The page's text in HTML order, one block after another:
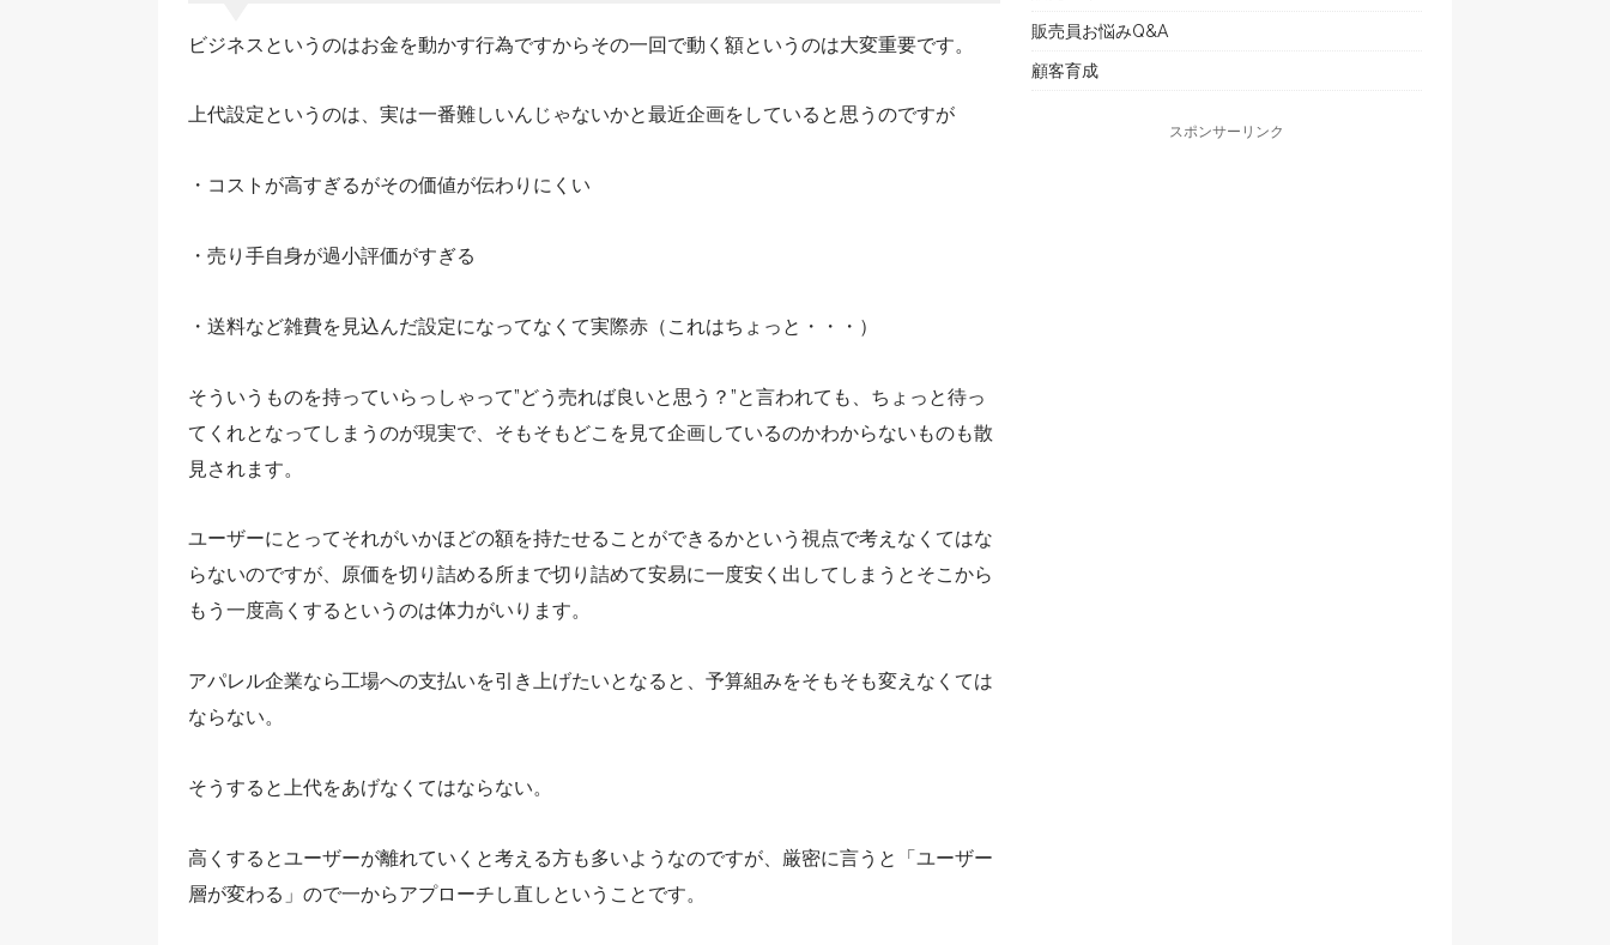
ビジネスというのはお金を動かす行為ですからその一回で動く額というのは大変重要です。
上代設定というのは、実は一番難しいんじゃないかと最近企画をしていると思うのですが
・コストが高すぎるがその価値が伝わりにくい
・売り手自身が過小評価がすぎる
・送料など雑費を見込んだ設定になってなくて実際赤（これはちょっと・・・）
そういうものを持っていらっしゃって”どう売れば良いと思う？”と言われても、ちょっと待っ
てくれとなってしまうのが現実で、そもそもどこを見て企画しているのかわからないものも散
見されます。
ユーザーにとってそれがいかほどの額を持たせることができるかという視点で考えなくてはな
らないのですが、原価を切り詰める所まで切り詰めて安易に一度安く出してしまうとそこから
もう一度高くするというのは体力がいります。
アパレル企業なら工場への支払いを引き上げたいとなると、予算組みをそもそも変えなくては
ならない。
そうすると上代をあげなくてはならない。
高くするとユーザーが離れていくと考える方も多いようなのですが、厳密に言うと「ユーザー
層が変わる」ので一からアプローチし直しということです。
販売員お悩みQ&A
顧客育成
スポンサーリンク